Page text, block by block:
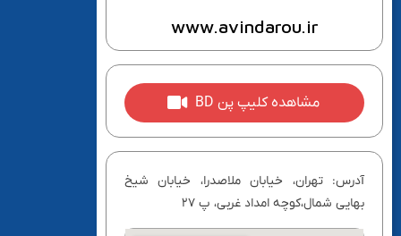
www.avindarou.ir
مشاهده کلیپ پن BD
آدرس: تهران، خیابان ملاصدرا، خیابان شیخ
بهایی شمال،کوچه امداد غربی، پ ۲۷